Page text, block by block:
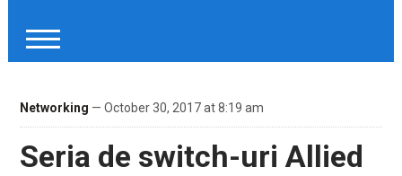
Networking — October 30, 2017 at 8:19 am
Seria de switch-uri Allied